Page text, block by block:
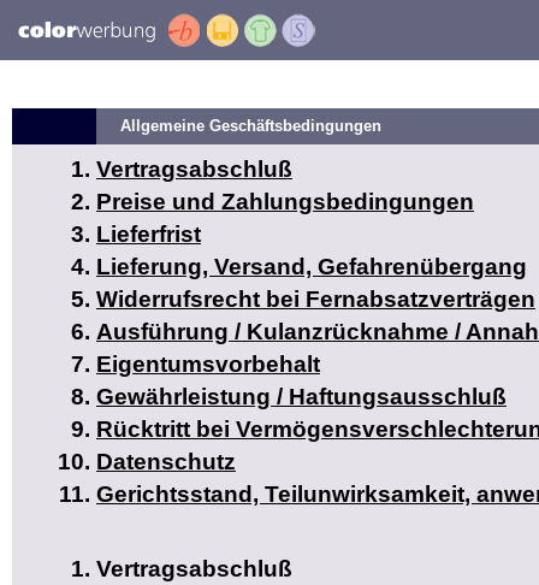
Allgemeine Geschäftsbedingungen
Vertragsabschluß
Preise und Zahlungsbedingungen
Lieferfrist
Lieferung, Versand, Gefahrenübergang
Widerrufsrecht bei Fernabsatzverträgen
Ausführung / Kulanzrücknahme /
Eigentumsvorbehalt
Gewährleistung / Haftungsausschluß
Rücktritt bei
Datenschutz
Gerichtsstand, Teilunwirksamkeit,
Vertragsabschluß